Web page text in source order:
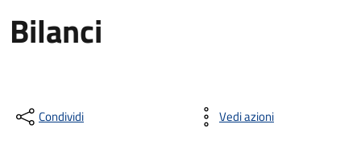
Bilanci
Condividi Vedi azioni